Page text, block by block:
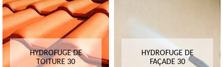
HYDROFUGE DE
TOITURE 30
HYDROFUGE DE
FAÇADE 30